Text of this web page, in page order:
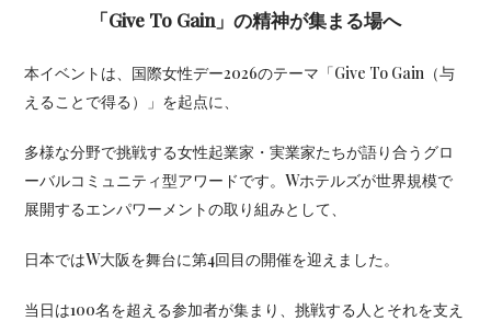
「Give To Gain」の精神が集まる場へ
本イベントは、国際女性デー2026のテーマ「Give To Gain（与
えることで得る）」を起点に、
多様な分野で挑戦する女性起業家・実業家たちが語り合うグロ
ーバルコミュニティ型アワードです。Wホテルズが世界規模で
展開するエンパワーメントの取り組みとして、
日本ではW大阪を舞台に第4回目の開催を迎えました。
当日は100名を超える参加者が集まり、挑戦する人とそれを支え